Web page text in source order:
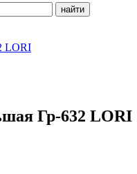
Гр-632 LORI